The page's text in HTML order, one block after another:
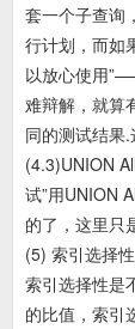
套一个子查询
行计划，而如
以放心使用
难辩解，就算
同的测试结果
(4.3)UNION
试”用UNION
的了，这里只
(5) 索引选择性
索引选择性是
的比值，索引